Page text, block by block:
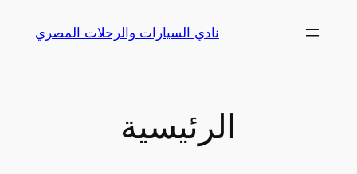
نادي السيارات والرحلات المصري
الرئيسية